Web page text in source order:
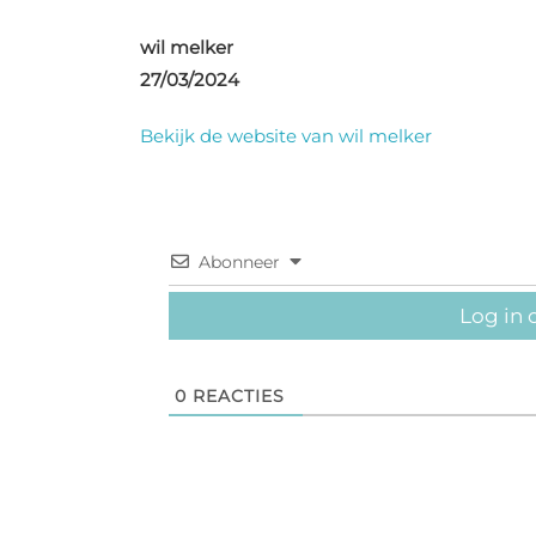
wil melker
27/03/2024
Bekijk de website van wil melker
Abonneer
Log in
0 REACTIES